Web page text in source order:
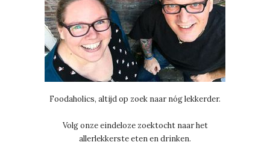
Foodaholics, altijd op zoek naar nóg lekkerder.
Volg onze eindeloze zoektocht naar het
allerlekkerste eten en drinken.